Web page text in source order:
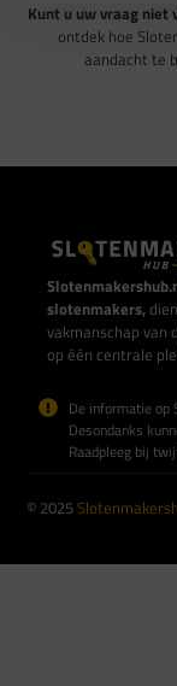
Kunt u uw vraag niet
ontdek hoe
aandacht te
slotenmakers,
vakmanschap
op één centrale
De informatie op
Desondanks
Raadpleeg bij
© 2025